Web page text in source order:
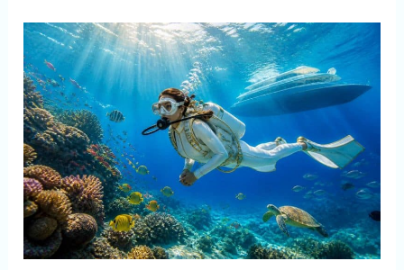
e
r